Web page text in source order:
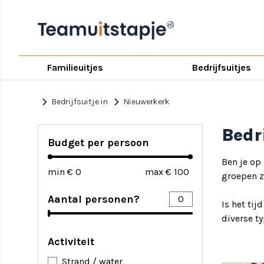
Familieuitjes Bedrijfsuitjes
chevron_right Bedrijfsuitje in chevron_right Nieuwerkerk
Budget per persoon
min € max €
Aantal personen?
Activiteit
Strand / water
Ben je op
groepen
Is het tijd
diverse